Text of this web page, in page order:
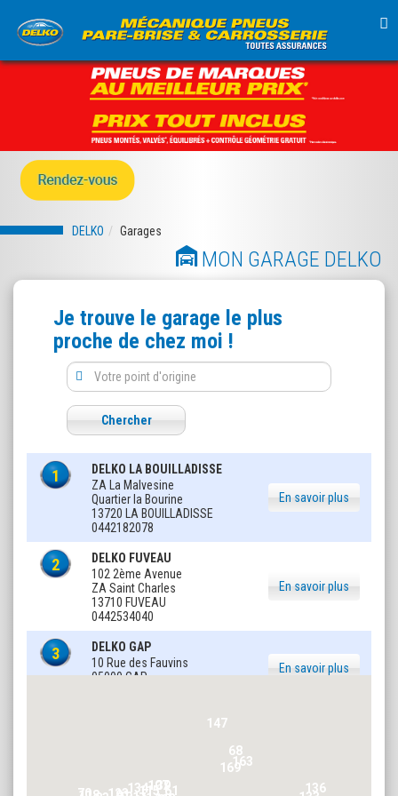
DELKO Garages
MON GARAGE DELKO
Je trouve le garage le plus
proche de chez moi !
Chercher
1
DELKO LA BOUILLADISSE
ZA La Malvesine
Quartier la Bourine
13720 LA BOUILLADISSE
0442182078
En savoir plus
2
DELKO FUVEAU
102 2ème Avenue
ZA Saint Charles
13710 FUVEAU
0442534040
En savoir plus
3
DELKO GAP
10 Rue des Fauvins
05000 GAP
En savoir plus
DELKO CHATEAURENARD
0490323075 3961
68
107
115
134
136
147
163
169
3961
68
107
115
134
136
147
163
169